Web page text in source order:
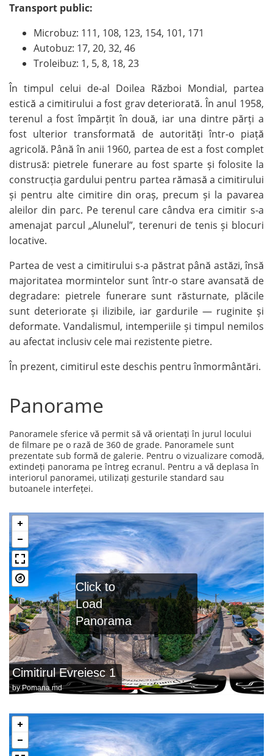
Transport public:
Microbuz: 111, 108, 123, 154, 101, 171
Autobuz: 17, 20, 32, 46
Troleibuz: 1, 5, 8, 18, 23
În timpul celui de-al Doilea Război Mondial, partea
estică a cimitirului a fost grav deteriorată. În anul 1958,
terenul a fost împărțit în două, iar una dintre părți a
fost ulterior transformată de autorități într-o piață
agricolă. Până în anii 1960, partea de est a fost complet
distrusă: pietrele funerare au fost sparte și folosite la
construcția gardului pentru partea rămasă a cimitirului
și pentru alte cimitire din oraș, precum și la pavarea
aleilor din parc. Pe terenul care cândva era cimitir s-a
amenajat parcul „Alunelul”, terenuri de tenis și blocuri
locative.
Partea de vest a cimitirului s-a păstrat până astăzi, însă
majoritatea mormintelor sunt într-o stare avansată de
degradare: pietrele funerare sunt răsturnate, plăcile
sunt deteriorate și ilizibile, iar gardurile — ruginite și
deformate. Vandalismul, intemperiile și timpul nemilos
au afectat inclusiv cele mai rezistente pietre.
În prezent, cimitirul este deschis pentru înmormântări.
Panorame
Panoramele sferice vă permit să vă orientați în jurul locului
de filmare pe o rază de 360 de grade. Panoramele sunt
prezentate sub formă de galerie. Pentru o vizualizare comodă,
extindeți panorama pe întreg ecranul. Pentru a vă deplasa în
interiorul panoramei, utilizați gesturile standard sau
butoanele interfeței.
Cimitirul Evreiesc 1
byPomana.md
Click to
Load
Panorama